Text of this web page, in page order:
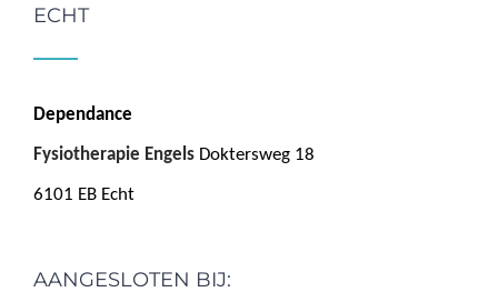
ECHT
Dependance
Fysiotherapie Engels Doktersweg 18
6101 EB Echt
AANGESLOTEN BIJ: